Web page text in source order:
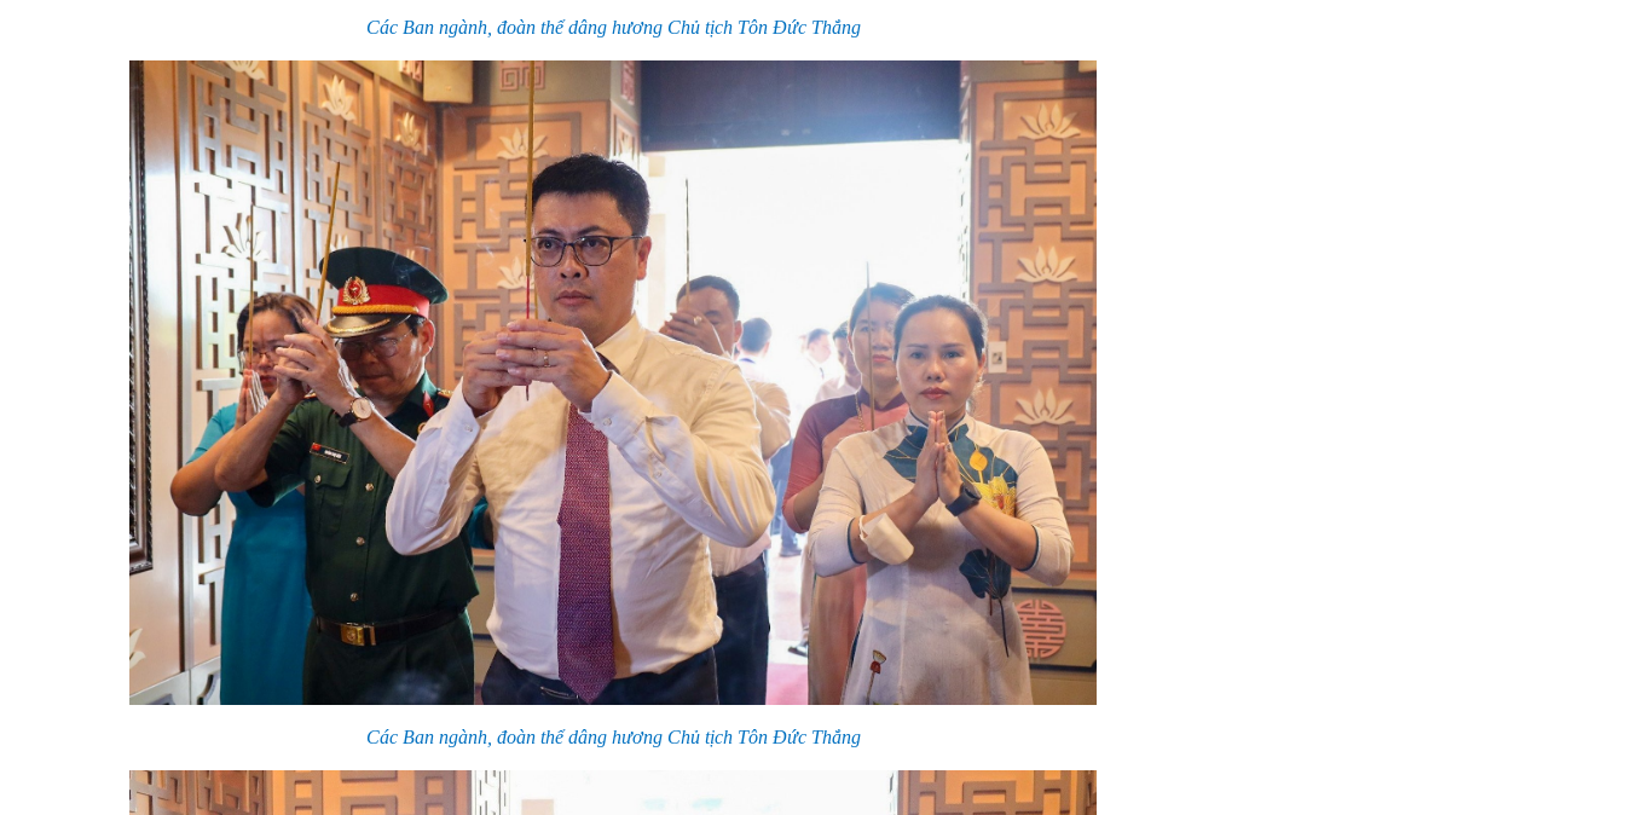
Các Ban ngành, đoàn thể dâng hương Chủ tịch Tôn Đức Thắng
Các Ban ngành, đoàn thể dâng hương Chủ tịch Tôn Đức Thắng